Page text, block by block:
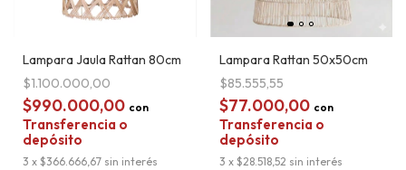
Lampara Jaula Rattan 80cm
$1.100.000,00
$990.000,00 con
Transferencia o
depósito
3 x $366.666,67 sin interés
Lampara Rattan 50x50cm
$85.555,55
$77.000,00 con
Transferencia o
depósito
3 x $28.518,52 sin interés